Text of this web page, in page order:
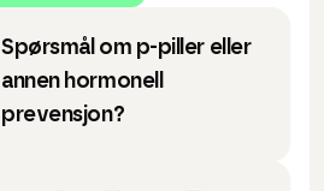
Spørsmål om p-piller eller
annen hormonell
prevensjon?